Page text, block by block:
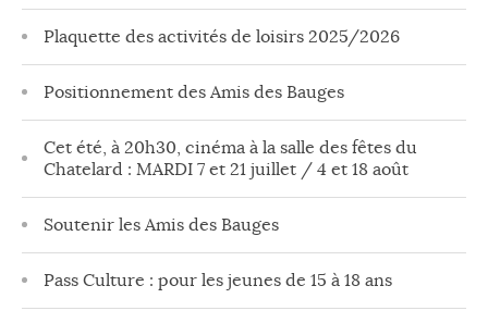
Plaquette des activités de loisirs 2025/2026
Positionnement des Amis des Bauges
Cet été, à 20h30, cinéma à la salle des fêtes du
Chatelard : MARDI 7 et 21 juillet / 4 et 18 août
Soutenir les Amis des Bauges
Pass Culture : pour les jeunes de 15 à 18 ans